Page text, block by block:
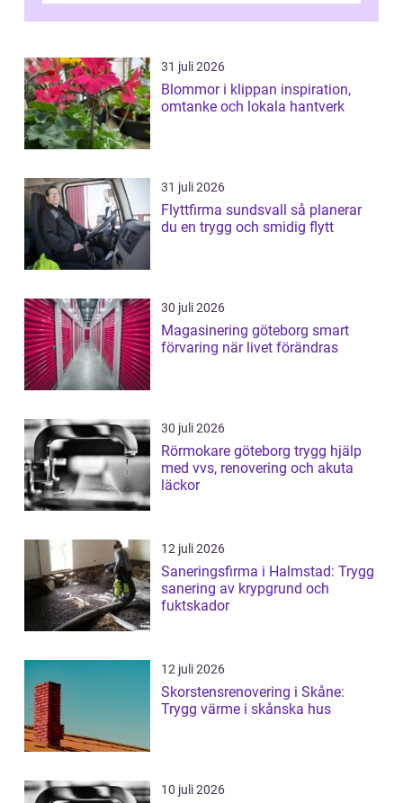
31 juli 2026
Blommor i klippan inspiration,
omtanke och lokala hantverk
31 juli 2026
Flyttfirma sundsvall så planerar
du en trygg och smidig flytt
30 juli 2026
Magasinering göteborg smart
förvaring när livet förändras
30 juli 2026
Rörmokare göteborg trygg hjälp
med vvs, renovering och akuta
läckor
12 juli 2026
Saneringsfirma i Halmstad: Trygg
sanering av krypgrund och
fuktskador
12 juli 2026
Skorstensrenovering i Skåne:
Trygg värme i skånska hus
10 juli 2026